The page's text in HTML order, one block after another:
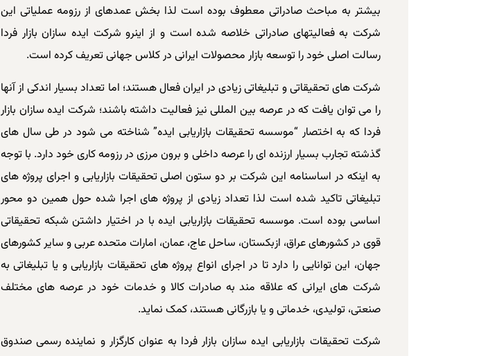
بیشتر به مباحث صادراتی معطوف بوده است لذا بخش عمده­ای از رزومه عملیاتی این
شرکت به فعالیت­های صادراتی خلاصه شده است و از اینرو شرکت ایده سازان بازار فردا
رسالت اصلی خود را توسعه بازار محصولات ایرانی در کلاس جهانی تعریف کرده است.
شرکت های تحقیقاتی و تبلیغاتی زیادی در ایران فعال هستند؛ اما تعداد بسیار اندکی از آنها
را می توان یافت که در عرصه بین المللی نیز فعالیت داشته باشند؛ شرکت ایده سازان بازار
فردا که به اختصار “موسسه تحقیقات بازاریابی ایده” شناخته می شود در طی سال های
گذشته تجارب بسیار ارزنده ای را عرصه داخلی و برون مرزی در رزومه کاری خود دارد. با توجه
به اینکه در اساسنامه این شرکت بر دو ستون اصلی تحقیقات بازاریابی و اجرای پروژه­ های
تبلیغاتی تاکید شده است لذا تعداد زیادی از پروژه ­های اجرا شده حول همین دو محور
اساسی بوده است. موسسه تحقیقات بازاریابی ایده با در اختیار داشتن شبکه تحقیقاتی
قوی در کشورهای عراق، ازبکستان، ساحل عاج، عمان، امارات متحده عربی و سایر کشورهای
جهان، این توانایی را دارد تا در اجرای انواع پروژه های تحقیقات بازاریابی و یا تبلیغاتی به
شرکت های ایرانی که علاقه­ مند به صادرات کالا و خدمات خود در عرصه ­های مختلف
صنعتی، تولیدی، خدماتی و یا بازرگانی هستند، کمک نماید.
شرکت تحقیقات بازاریابی ایده سازان بازار فردا به عنوان کارگزار و نماینده رسمی صندوق